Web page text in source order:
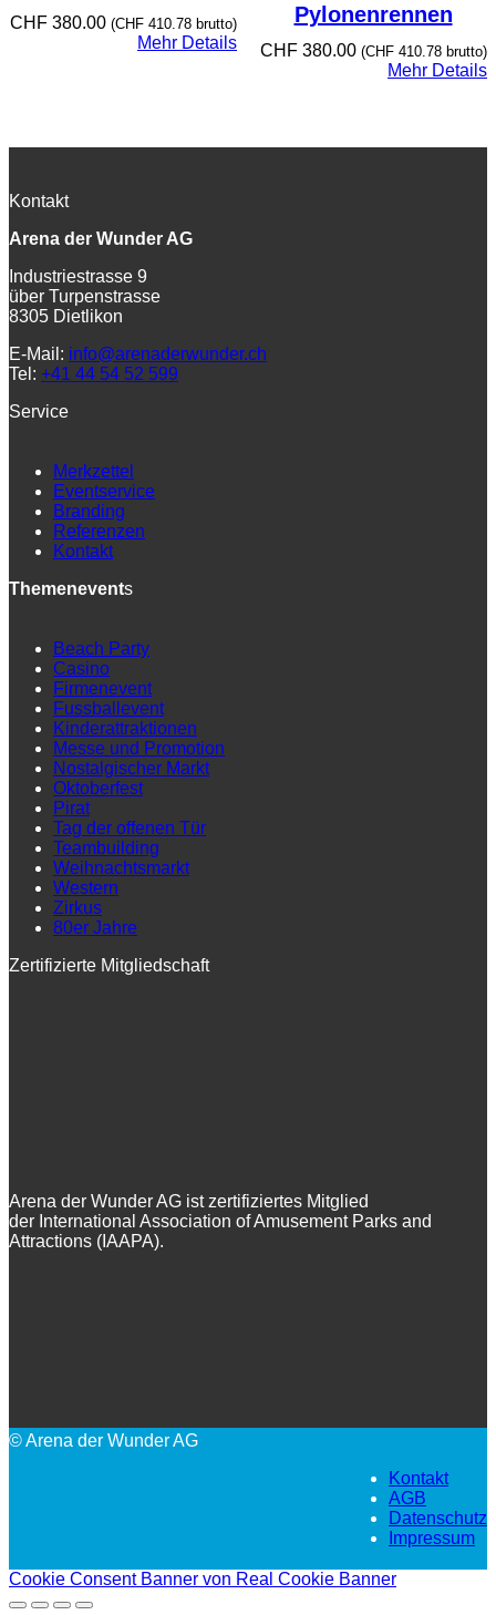
CHF380.00 (CHF410.78brutto)
Mehr Details
Pylonenrennen
CHF380.00 (CHF410.78brutto)
Mehr Details
Kontakt
Arena der Wunder AG
Industriestrasse 9
über Turpenstrasse
8305 Dietlikon
E-Mail: info@arenaderwunder.ch
Tel: +41 44 54 52 599
Service
Merkzettel
Eventservice
Branding
Referenzen
Kontakt
Themenevents
Beach Party
Casino
Firmenevent
Fussballevent
Kinderattraktionen
Messe und Promotion
Nostalgischer Markt
Oktoberfest
Pirat
Tag der offenen Tür
Teambuilding
Weihnachtsmarkt
Western
Zirkus
80er Jahre
Zertifizierte Mitgliedschaft
Arena der Wunder AG ist zertifiziertes Mitglied
der International Association of Amusement Parks and
Attractions (IAAPA).
© Arena der Wunder AG
Kontakt
AGB
Datenschutz
Impressum
Cookie Consent Banner von Real Cookie Banner